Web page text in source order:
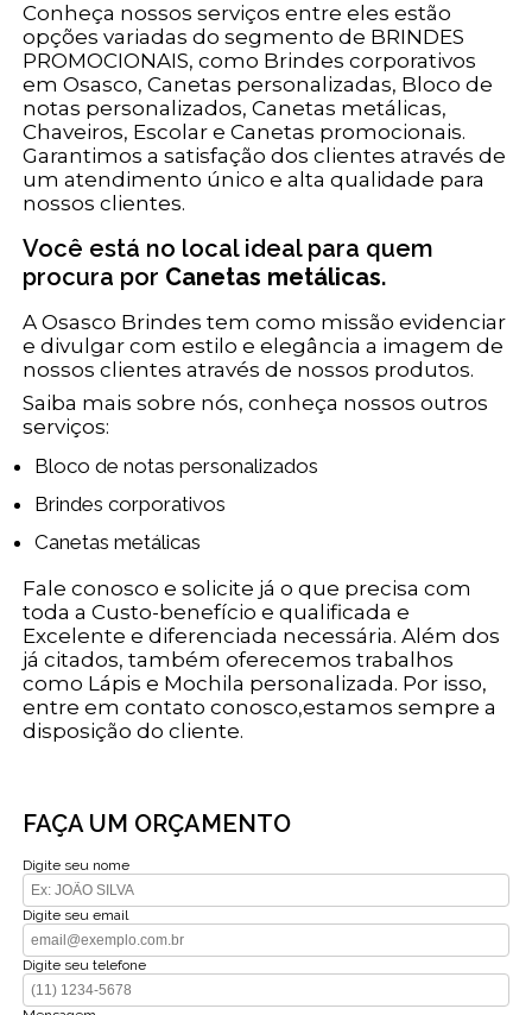
Conheça nossos serviços entre eles estão
opções variadas do segmento de BRINDES
PROMOCIONAIS, como Brindes corporativos
em Osasco, Canetas personalizadas, Bloco de
notas personalizados, Canetas metálicas,
Chaveiros, Escolar e Canetas promocionais.
Garantimos a satisfação dos clientes através de
um atendimento único e alta qualidade para
nossos clientes.
Você está no local ideal para quem
procura por Canetas metálicas.
A Osasco Brindes tem como missão evidenciar
e divulgar com estilo e elegância a imagem de
nossos clientes através de nossos produtos.
Saiba mais sobre nós, conheça nossos outros
serviços:
Bloco de notas personalizados
Brindes corporativos
Canetas metálicas
Fale conosco e solicite já o que precisa com
toda a Custo-benefício e qualificada e
Excelente e diferenciada necessária. Além dos
já citados, também oferecemos trabalhos
como Lápis e Mochila personalizada. Por isso,
entre em contato conosco,estamos sempre a
disposição do cliente.
FAÇA UM ORÇAMENTO
Digite seu nome
Digite seu email
Digite seu telefone